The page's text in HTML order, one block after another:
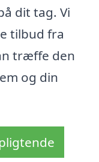
dit tag. Vi
tilbud fra
træffe den
og din